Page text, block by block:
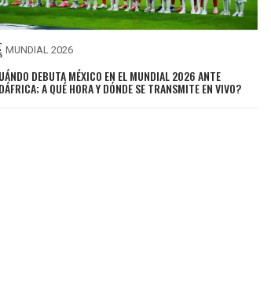
MUNDIAL 2026
DEBUTA MÉXICO EN EL MUNDIAL 2026 ANTE
A QUÉ HORA Y DÓNDE SE TRANSMITE EN VIVO?